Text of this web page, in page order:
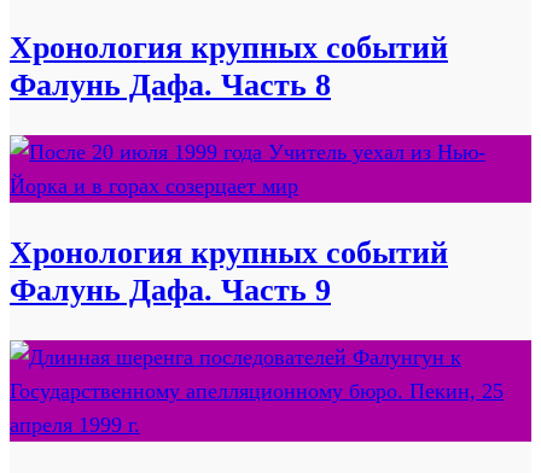
Хронология крупных событий
Фалунь Дафа. Часть 8
Хронология крупных событий
Фалунь Дафа. Часть 9